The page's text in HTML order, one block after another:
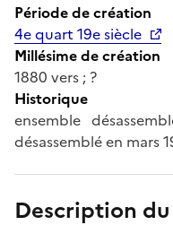
Période de création
4e quart 19e siècle
Millésime de création
1880 vers ; ?
Historique
ensemble
désassemblé en mars
Description